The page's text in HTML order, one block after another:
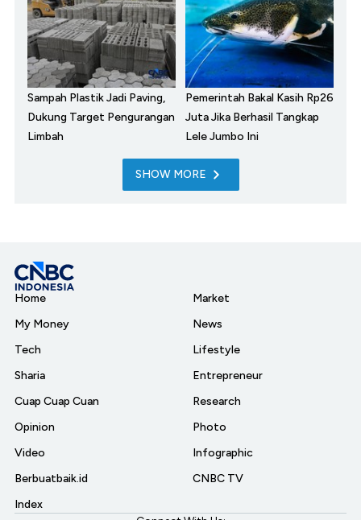
Sampah Plastik Jadi Paving,
Dukung Target Pengurangan
Limbah
Pemerintah Bakal Kasih Rp26
Juta Jika Berhasil Tangkap
Lele Jumbo Ini
SHOW MORE
Home
My Money
Tech
Sharia
Cuap Cuap Cuan
Opinion
Video
Berbuatbaik.id
Index
Market
News
Lifestyle
Entrepreneur
Research
Photo
Infographic
CNBC TV